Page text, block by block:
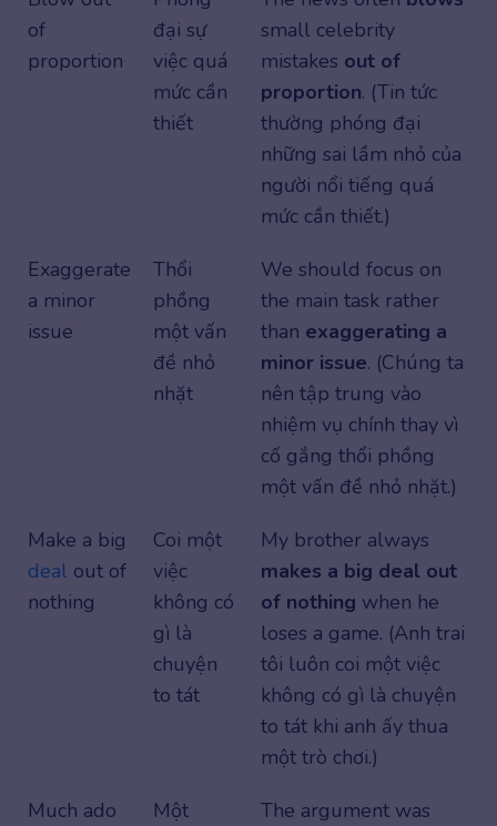
of
proportion
đại sự
việc quá
mức cần
thiết
small celebrity
mistakes out of
proportion. (Tin tức
thường phóng đại
những sai lầm nhỏ của
người nổi tiếng quá
mức cần thiết.)
Exaggerate
a minor
issue
Thổi
phồng
một vấn
đề nhỏ
nhặt
We should focus on
the main task rather
than exaggerating a
minor issue. (Chúng ta
nên tập trung vào
nhiệm vụ chính thay vì
cố gắng thổi phồng
một vấn đề nhỏ nhặt.)
Make a big
deal out of
nothing
Coi một
việc
không có
gì là
chuyện
to tát
My brother always
makes a big deal out
of nothing when he
loses a game. (Anh trai
tôi luôn coi một việc
không có gì là chuyện
to tát khi anh ấy thua
một trò chơi.)
Much ado
Một
The argument was